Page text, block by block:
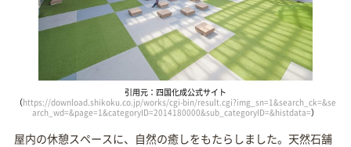
引用元：四国化成公式サイト
（https://download.shikoku.co.jp/works/cgi-bin/result.cgi?img_sn=1&search_ck=&se
arch_wd=&page=1&categoryID=2014180000&sub_categoryID=&histdata=）
屋内の休憩スペースに、自然の癒しをもたらしました。天然石舗